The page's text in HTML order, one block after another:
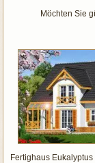
Möchten Sie
Fertighaus Eukalyptus